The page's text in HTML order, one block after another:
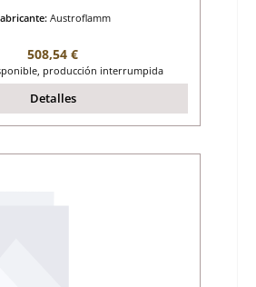
Austroflamm
Precio normal:
508,54 €
producción interrumpida
Detalles